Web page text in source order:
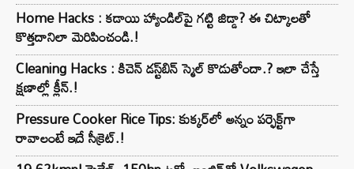
Home Hacks : కడాయి హ్యాండిల్‌పై గట్టి జిడ్డా? ఈ చిట్కాలతో
కొత్తదానిలా మెరిపించండి.!
Cleaning Hacks : కిచెన్ డస్ట్‌బిన్ స్మెల్ కొడుతోందా.? ఇలా చేస్తే
క్షణాల్లో క్లీన్.!
Pressure Cooker Rice Tips: కుక్కర్‌లో అన్నం పర్ఫెక్ట్‌గా
రావాలంటే ఇదే సీక్రెట్.!